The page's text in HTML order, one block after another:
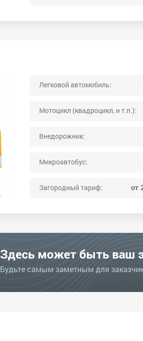
Легковой автомобиль:
Мотоцикл (квадроцикл, и т.п.):
Внедорожник:
Микроавтобус:
Загородный тариф: от
Здесь может быть ваш
Будьте самым заметным для